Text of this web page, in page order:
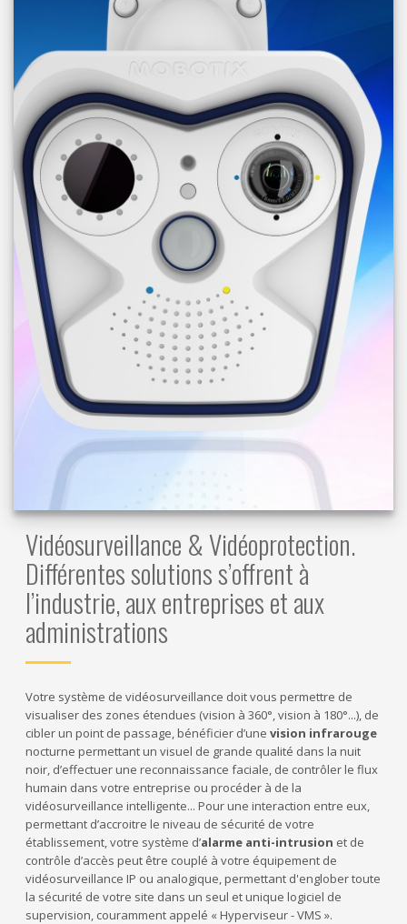
Vidéosurveillance & Vidéoprotection.
Différentes solutions s’offrent à
l’industrie, aux entreprises et aux
administrations
Votre système de vidéosurveillance doit vous permettre de
visualiser des zones étendues (vision à 360°, vision à 180°...), de
cibler un point de passage, bénéficier d’une vision infrarouge
nocturne permettant un visuel de grande qualité dans la nuit
noir, d’effectuer une reconnaissance faciale, de contrôler le flux
humain dans votre entreprise ou procéder à de la
vidéosurveillance intelligente... Pour une interaction entre eux,
permettant d’accroitre le niveau de sécurité de votre
établissement, votre système d’alarme anti-intrusion et de
contrôle d’accès peut être couplé à votre équipement de
vidéosurveillance IP ou analogique, permettant d'englober toute
la sécurité de votre site dans un seul et unique logiciel de
supervision, couramment appelé « Hyperviseur - VMS ».